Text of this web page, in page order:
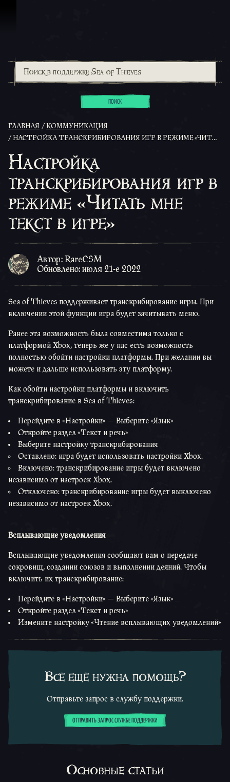
ПОИСК
ГЛАВНАЯ
КОММУНИКАЦИЯ
НАСТРОЙКА ТРАНСКРИБИРОВАНИЯ ИГР В РЕЖИМЕ «ЧИТАТЬ МНЕ ТЕКСТ В ИГРЕ»
Настройка
транскрибирования игр в
режиме «Читать мне
текст в игре»
Автор: RareCSM
Обновлено: июля 21-е 2022
Sea of Thieves поддерживает транскрибирование игры. При
включении этой функции игра будет зачитывать меню.
Ранее эта возможность была совместима только с
платформой Xbox, теперь же у нас есть возможность
полностью обойти настройки платформы. При желании вы
можете и дальше использовать эту платформу.
Как обойти настройки платформы и включить
транскрибирование в Sea of Thieves:
Перейдите в «Настройки» — Выберите «Язык»
Откройте раздел «Текст и речь»
Выберите настройку транскрибирования
Оставлено: игра будет использовать настройки Xbox.
Включено: транскрибирование игры будет включено
независимо от настроек Xbox.
Отключено: транскрибирование игры будет выключено
независимо от настроек Xbox.
Всплывающие уведомления
Всплывающие уведомления сообщают вам о передаче
сокровищ, создании союзов и выполнении деяний. Чтобы
включить их транскрибирование:
Перейдите в «Настройки» — Выберите «Язык»
Откройте раздел «Текст и речь»
Измените настройку «Чтение всплывающих уведомлений»
Всё ещё нужна помощь?
Отправьте запрос в службу поддержки.
ОТПРАВИТЬ ЗАПРОС СЛУЖБЕ ПОДДЕРЖКИ
Основные статьи